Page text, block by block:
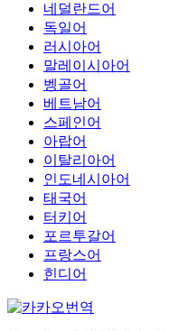
네덜란드어
독일어
러시아어
말레이시아어
벵골어
베트남어
스페인어
아랍어
이탈리아어
인도네시아어
태국어
터키어
포르투갈어
프랑스어
힌디어